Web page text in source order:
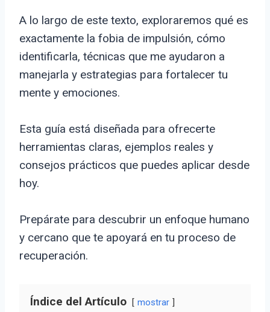
A lo largo de este texto, exploraremos qué es
exactamente la fobia de impulsión, cómo
identificarla, técnicas que me ayudaron a
manejarla y estrategias para fortalecer tu
mente y emociones.
Esta guía está diseñada para ofrecerte
herramientas claras, ejemplos reales y
consejos prácticos que puedes aplicar desde
hoy.
Prepárate para descubrir un enfoque humano
y cercano que te apoyará en tu proceso de
recuperación.
Índice del Artículo mostrar